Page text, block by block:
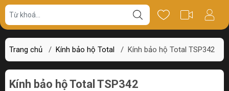
Trang chủ / Kính bảo hộ Total / Kính bảo hộ Total TSP342
Giá bán Thông số Review
Kính bảo hộ Total TSP342